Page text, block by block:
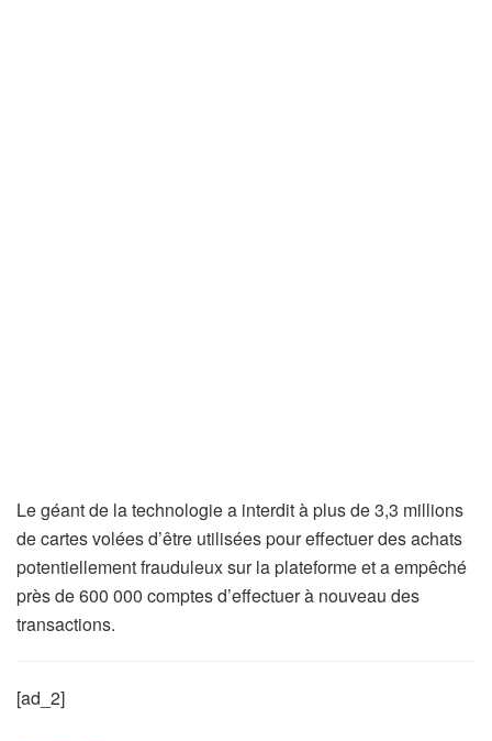
Le géant de la technologie a interdit à plus de 3,3 millions
de cartes volées d’être utilisées pour effectuer des achats
potentiellement frauduleux sur la plateforme et a empêché
près de 600 000 comptes d’effectuer à nouveau des
transactions.
[ad_2]